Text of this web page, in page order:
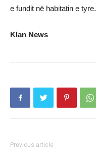
e fundit në habitatin e tyre.
Klan News
Previous article